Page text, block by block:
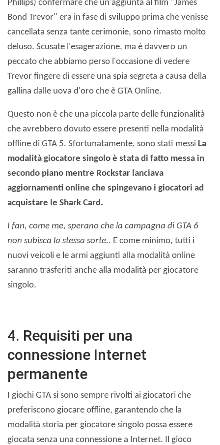
Phillips) confermare che un'aggiunta al film "James
Bond Trevor" era in fase di sviluppo prima che venisse
cancellata senza tante cerimonie, sono rimasto molto
deluso. Scusate l'esagerazione, ma è davvero un
peccato che abbiamo perso l'occasione di vedere
Trevor fingere di essere una spia segreta a causa della
gallina dalle uova d'oro che è GTA Online.
Questo non è che una piccola parte delle funzionalità
che avrebbero dovuto essere presenti nella modalità
offline di GTA 5. Sfortunatamente, sono stati messi La
modalità giocatore singolo è stata di fatto messa in
secondo piano mentre Rockstar lanciava
aggiornamenti online che spingevano i giocatori ad
acquistare le Shark Card.
I fan, come me, sperano che la campagna di GTA 6
non subisca la stessa sorte.. E come minimo, tutti i
nuovi veicoli e le armi aggiunti alla modalità online
saranno trasferiti anche alla modalità per giocatore
singolo.
4. Requisiti per una
connessione Internet
permanente
I giochi GTA si sono sempre rivolti ai giocatori che
preferiscono giocare offline, garantendo che la
modalità storia per giocatore singolo possa essere
giocata senza una connessione a Internet. Il gioco